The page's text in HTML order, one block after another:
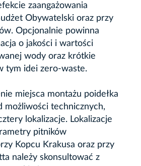
zaangażowania
Obywatelski oraz przy
Opcjonalnie powinna
o jakości i wartości
wody oraz krótkie
tym idei zero-waste.
miejsca montażu poidełka
możliwości technicznych,
lokalizacje. Lokalizacje
pitników
Kopcu Krakusa oraz przy
należy skonsultować z